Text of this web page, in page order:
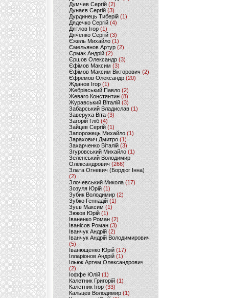
Думчев Сергій (2)
Дунаєв Сергій(3)
Дурдинець Тиберій (1)
Дядечко Сергій (4)
Дятлов Ігор (1)
Дяченко Сергій (3)
Єжель Михайло (1)
Ємельянов Артур (2)
Єрмак Андрій (2)
Єршов Олександр (3)
Єфімов Максим (3)
Єфімов Максим Вікторович (2)
Єфремов Олександр (20)
Жданов Ігор (1)
Жебрівський Павло (2)
Жеваго Констянтин (8)
Журавський Віталій (3)
Забарський Владислав (1)
Заверуха Віта (3)
Загорій Гліб (4)
Зайцев Сергій(1)
Запорожець Михайло (1)
Зарахович Дмитро (1)
Захарченко Віталій (3)
Згуровський Михайло (1)
Зеленський Володимир
Олександрович (266)
Злата Огневич (Бордюг Інна)
(2)
Злочевський Микола(17)
Зозуля Юрій (1)
Зубик Володимир (2)
Зубко Геннадій (1)
Зуєв Максим(1)
Зюков Юрій (1)
Іваненко Роман (2)
Іванісов Роман (3)
Іванчук Андрій(2)
Іванчук Андрій Володимирович
(5)
Іванющенко Юрій (17)
Ілларіонов Андрій (1)
Ільюк Артем Олександрович
(2)
Іоффе Юлій (1)
Калетник Григорій(1)
Калетник Ігор (33)
Кальцев Володимир(1)